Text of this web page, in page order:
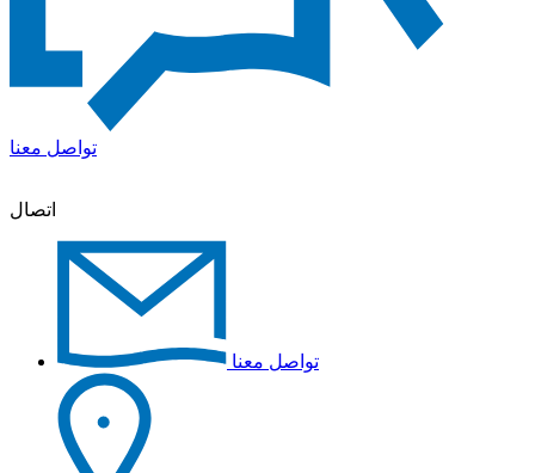
تواصل معنا
اتصال
تواصل معنا